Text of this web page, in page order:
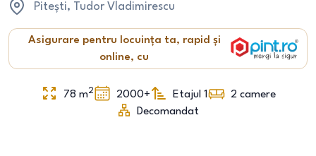
Pitești, Tudor Vladimirescu
Asigurare pentru locuința ta, rapid și
online, cu
78 m2 2000+ Etajul 1 2 camere
Decomandat